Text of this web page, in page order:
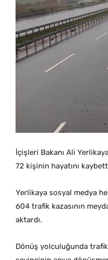
İçişleri Bakanı Ali
72 kişinin hayatını
Yerlikaya sosyal medya
604 trafik kazasının
aktardı.
Dönüş yolculuğunda